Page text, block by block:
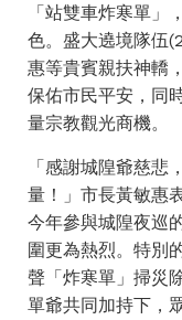
「站雙車炸寒單」
色。盛大遶境隊伍
惠等貴賓親扶神轎
保佑市民平安，同
量宗教觀光商機。
「感謝城隍爺慈悲
量！」市長黃敏惠
今年參與城隍夜巡
圍更為熱烈。特別
聲「炸寒單」掃災
單爺共同加持下，